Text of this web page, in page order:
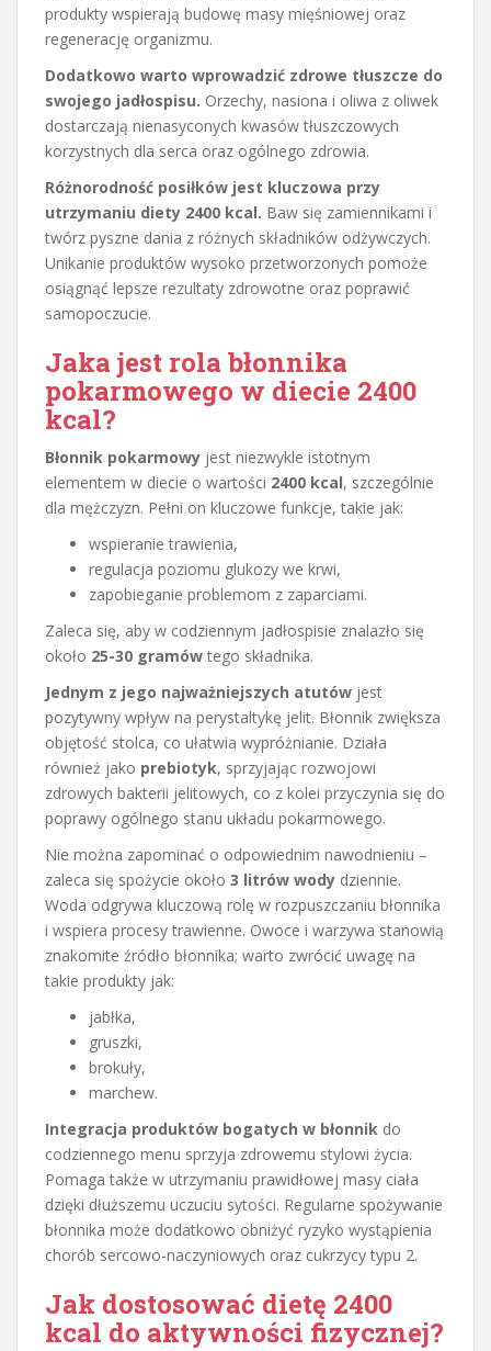
produkty wspierają budowę masy mięśniowej oraz
regenerację organizmu.
Dodatkowo warto wprowadzić zdrowe tłuszcze do
swojego jadłospisu. Orzechy, nasiona i oliwa z oliwek
dostarczają nienasyconych kwasów tłuszczowych
korzystnych dla serca oraz ogólnego zdrowia.
Różnorodność posiłków jest kluczowa przy
utrzymaniu diety 2400 kcal. Baw się zamiennikami i
twórz pyszne dania z różnych składników odżywczych.
Unikanie produktów wysoko przetworzonych pomoże
osiągnąć lepsze rezultaty zdrowotne oraz poprawić
samopoczucie.
Jaka jest rola błonnika
pokarmowego w diecie 2400
kcal?
Błonnik pokarmowy jest niezwykle istotnym
elementem w diecie o wartości 2400 kcal, szczególnie
dla mężczyzn. Pełni on kluczowe funkcje, takie jak:
wspieranie trawienia,
regulacja poziomu glukozy we krwi,
zapobieganie problemom z zaparciami.
Zaleca się, aby w codziennym jadłospisie znalazło się
około 25-30 gramów tego składnika.
Jednym z jego najważniejszych atutów jest
pozytywny wpływ na perystaltykę jelit. Błonnik zwiększa
objętość stolca, co ułatwia wypróżnianie. Działa
również jako prebiotyk, sprzyjając rozwojowi
zdrowych bakterii jelitowych, co z kolei przyczynia się do
poprawy ogólnego stanu układu pokarmowego.
Nie można zapominać o odpowiednim nawodnieniu –
zaleca się spożycie około 3 litrów wody dziennie.
Woda odgrywa kluczową rolę w rozpuszczaniu błonnika
i wspiera procesy trawienne. Owoce i warzywa stanowią
znakomite źródło błonnika; warto zwrócić uwagę na
takie produkty jak:
jabłka,
gruszki,
brokuły,
marchew.
Integracja produktów bogatych w błonnik do
codziennego menu sprzyja zdrowemu stylowi życia.
Pomaga także w utrzymaniu prawidłowej masy ciała
dzięki dłuższemu uczuciu sytości. Regularne spożywanie
błonnika może dodatkowo obniżyć ryzyko wystąpienia
chorób sercowo-naczyniowych oraz cukrzycy typu 2.
Jak dostosować dietę 2400
kcal do aktywności fizycznej?